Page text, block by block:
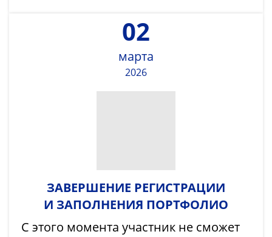
02
марта
2026
ЗАВЕРШЕНИЕ РЕГИСТРАЦИИ
И ЗАПОЛНЕНИЯ ПОРТФОЛИО
С этого момента участник не сможет